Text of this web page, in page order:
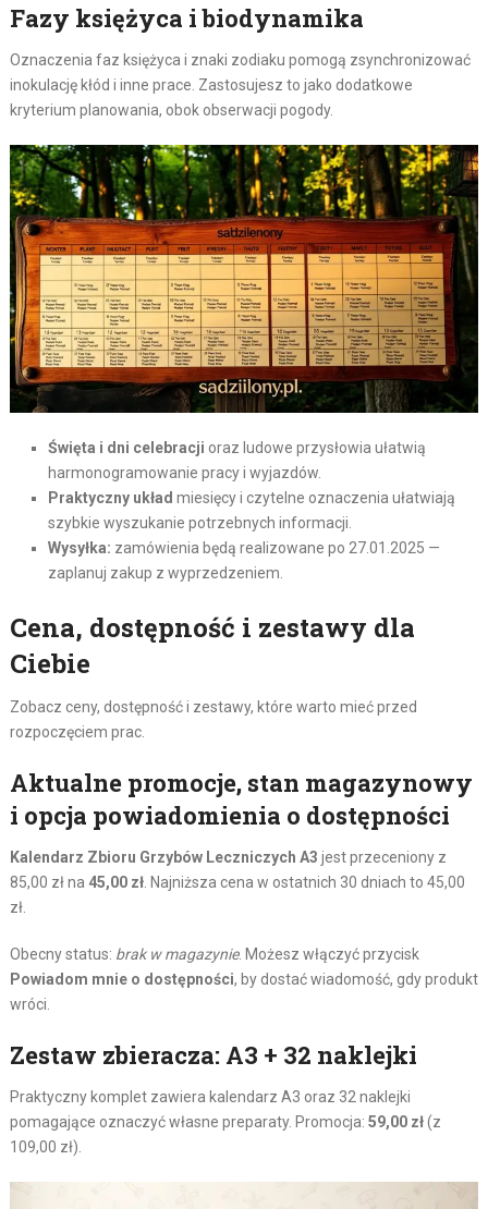
Fazy księżyca i biodynamika
Oznaczenia faz księżyca i znaki zodiaku pomogą zsynchronizować
inokulację kłód i inne prace. Zastosujesz to jako dodatkowe
kryterium planowania, obok obserwacji pogody.
Święta i dni celebracji oraz ludowe przysłowia ułatwią
harmonogramowanie pracy i wyjazdów.
Praktyczny układ miesięcy i czytelne oznaczenia ułatwiają
szybkie wyszukanie potrzebnych informacji.
Wysyłka: zamówienia będą realizowane po 27.01.2025 —
zaplanuj zakup z wyprzedzeniem.
Cena, dostępność i zestawy dla
Ciebie
Zobacz ceny, dostępność i zestawy, które warto mieć przed
rozpoczęciem prac.
Aktualne promocje, stan magazynowy
i opcja powiadomienia o dostępności
Kalendarz Zbioru Grzybów Leczniczych A3 jest przeceniony z
85,00 zł na 45,00 zł. Najniższa cena w ostatnich 30 dniach to 45,00
zł.
Obecny status: brak w magazynie. Możesz włączyć przycisk
Powiadom mnie o dostępności, by dostać wiadomość, gdy produkt
wróci.
Zestaw zbieracza: A3 + 32 naklejki
Praktyczny komplet zawiera kalendarz A3 oraz 32 naklejki
pomagające oznaczyć własne preparaty. Promocja: 59,00 zł(z
109,00 zł).